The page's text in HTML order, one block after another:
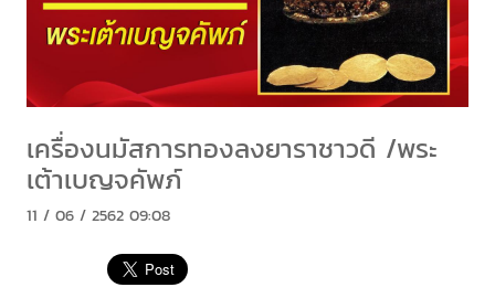
เครื่องนมัสการทองลงยาราชาวดี /พระ
เต้าเบญจคัพภ์
11 / 06 / 2562 09:08